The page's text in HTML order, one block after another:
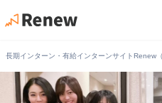
長期インターン・有給インターンサイトRenew（